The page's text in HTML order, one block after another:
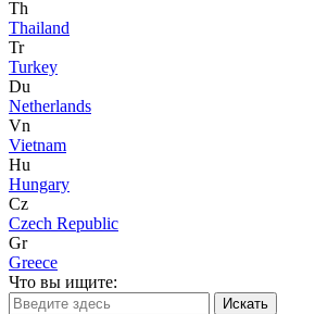
Th
Thailand
Tr
Turkey
Du
Netherlands
Vn
Vietnam
Hu
Hungary
Cz
Czech Republic
Gr
Greece
Что вы ищите: